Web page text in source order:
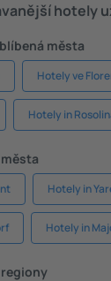
hotely
města
Hotely ve
Hotely in
Hotely in
Hotely in